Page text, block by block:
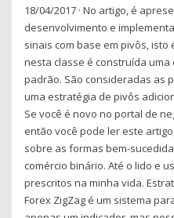
18/04/2017 · No artigo, é
desenvolvimento e
sinais com base em pivôs,
nesta classe é construída
padrão. São consideradas as
uma estratégia de pivôs
Se você é novo no portal de
então você pode ler este
sobre as formas bem-
comércio binário. Até o lido e
prescritos na minha vida.
Forex ZigZag é um sistema